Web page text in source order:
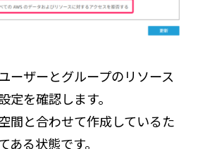
ーザーとグループのリソース
定を確認します。
間と合わせて作成しているた
ある状態です。